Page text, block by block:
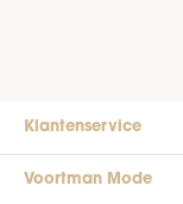
Klantenservice
Voortman Mode